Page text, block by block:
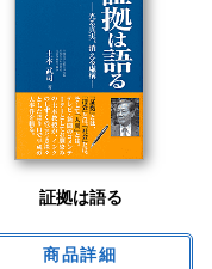
証拠は語る